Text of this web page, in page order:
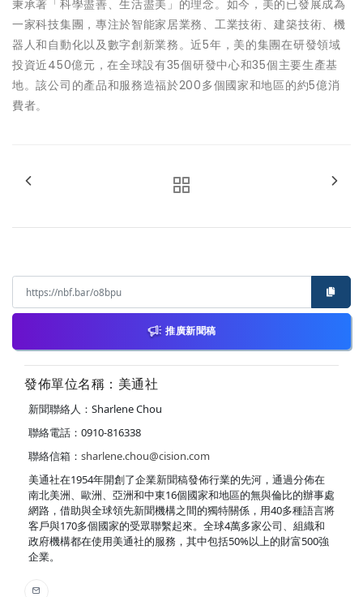
秉承著「科學盡善、生活盡美」的理念。如今，美的已發展成為
一家科技集團，專注於智能家居業務、工業技術、建築技術、機
器人和自動化以及數字創新業務。近5年，美的集團在研發領域
投資近450億元，在全球設有35個研發中心和35個主要生產基
地。該公司的產品和服務造福於200多個國家和地區的約5億消
費者。
推廣新聞稿
發佈單位名稱：美通社
新聞聯絡人：Sharlene Chou
聯絡電話：0910-816338
聯絡信箱： sharlene.chou@cision.com
美通社在1954年開創了企業新聞稿發佈行業的先河，通過分佈在
南北美洲、歐洲、亞洲和中東16個國家和地區的無與倫比的辦事處
網路，借助與全球領先新聞機構之間的獨特關係，用40多種語言將
客戶與170多個國家的受眾聯繫起來。全球4萬多家公司、組織和
政府機構都在使用美通社的服務，其中包括50%以上的財富500強
企業。